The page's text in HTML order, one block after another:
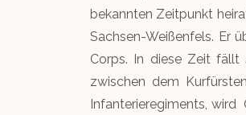
bekannten Zeitpunkt
Sachsen-Weißenfels. Er
Corps. In diese Zeit fällt
zwischen dem
Infanterieregiments,